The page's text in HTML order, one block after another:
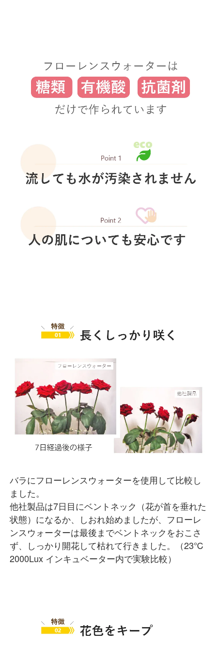
バラにフローレンスウォーターを使用して比較し
ました。
他社製品は7日目にベントネック（花が首を垂れた
状態）になるか、しおれ始めましたが、フローレ
ンスウォーターは最後までベントネックをおこさ
ず、しっかり開花して枯れて行きました。（23℃
2000Lux インキュベーター内で実験比較）